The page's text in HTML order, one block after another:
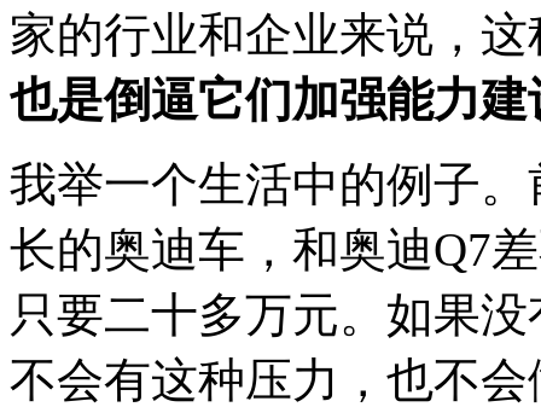
家的行业和企业来说，
也是倒逼它们加强能力
我举一个生活中的例子
长的奥迪车，和奥迪Q7
只要二十多万元。如果
不会有这种压力，也不